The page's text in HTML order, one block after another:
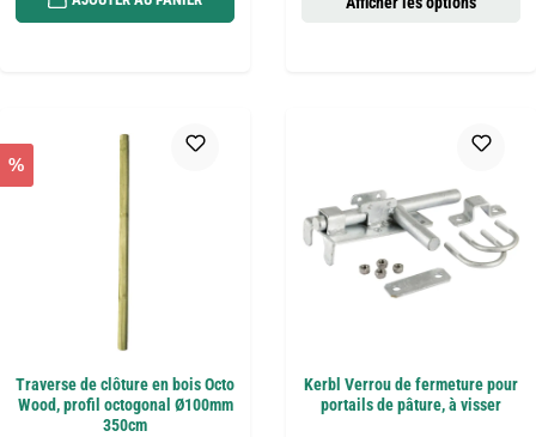
%
Traverse de clôture en bois Octo
Wood, profil octogonal Ø100mm
350cm
Kerbl Verrou de fermeture pour
portails de pâture, à visser